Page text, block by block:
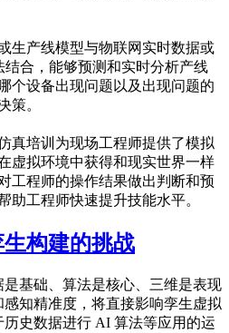
生产线模型与物联网实时数据或
结合，能够预测和实时分析产线
个设备出现问题以及出现问题的
策。
真培训为现场工程师提供了模拟
虚拟环境中获得和现实世界一样
工程师的操作结果做出判断和预
助工程师快速提升技能水平。
构建的挑战
基础、算法是核心、三维是表现
知精准度，将直接影响孪生虚拟
史数据进行 AI 算法等应用的运